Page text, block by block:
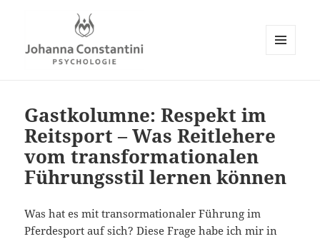
Gastkolumne: Respekt im
Reitsport – Was Reitlehere
vom transformationalen
Führungsstil lernen können
Was hat es mit transormationaler Führung im
Pferdesport auf sich? Diese Frage habe ich mir in